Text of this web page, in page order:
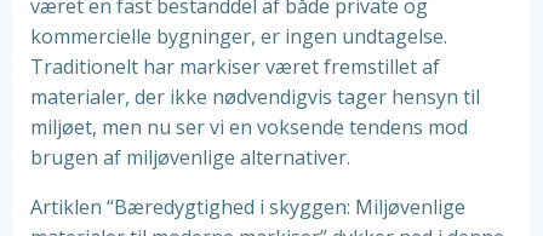
været en fast bestanddel af både private og
kommercielle bygninger, er ingen undtagelse.
Traditionelt har markiser været fremstillet af
materialer, der ikke nødvendigvis tager hensyn til
miljøet, men nu ser vi en voksende tendens mod
brugen af miljøvenlige alternativer.
Artiklen “Bæredygtighed i skyggen: Miljøvenlige